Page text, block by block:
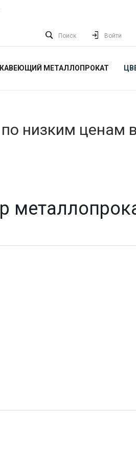
Поиск Войти
МЕТАЛЛОПРОКАТ
низким